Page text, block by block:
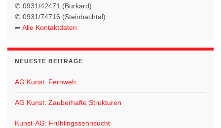
✆ 0931/42471 (Burkard)
✆ 0931/74716 (Steinbachtal)
➦ Alle Kontaktdaten
NEUESTE BEITRÄGE
AG Kunst: Fernweh
AG Kunst: Zauberhafte Strukturen
Kunst-AG: Frühlingssehnsucht